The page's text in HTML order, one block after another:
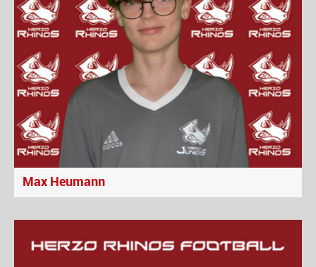
Max Heumann